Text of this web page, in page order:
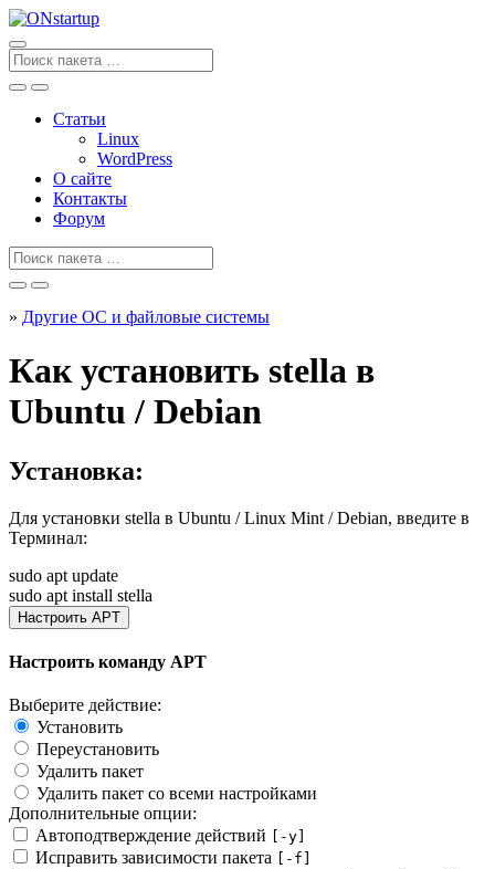
Перейти
к
содержанию
Поиск
для
Статьи
Linux
WordPress
О сайте
Контакты
Форум
Поиск
» Другие ОС и файловые системы
Как установить stella в
Ubuntu / Debian
Установка:
Для установки stella в Ubuntu / Linux Mint / Debian, введите в
Терминал:
sudo apt update
sudo apt install stella
Настроить APT
Настроить команду APT
Выберите действие:
Установить
Переустановить
Удалить пакет
Удалить пакет со всеми настройками
Дополнительные опции:
Автоподтверждение действий
[-y]
Исправить зависимости пакета [-f]